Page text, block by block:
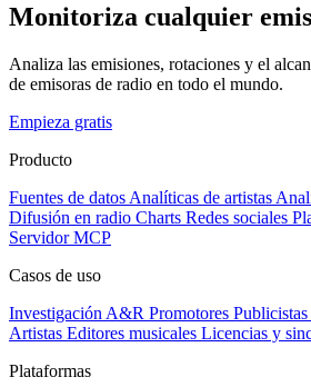
Monitoriza cualquier
Analiza las emisiones, rotaciones y el
de emisoras de radio en todo el mundo.
Empieza gratis
Producto
Fuentes de datos Analíticas de artistas
Difusión en radio Charts Redes sociales
Servidor MCP
Casos de uso
Investigación A&R Promotores Publicistas
Artistas Editores musicales Licencias y
Plataformas